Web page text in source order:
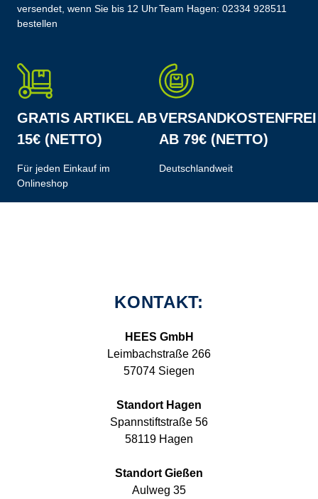
versendet, wenn Sie bis 12 Uhr
bestellen
Team Hagen: 02334 928511
GRATIS ARTIKEL AB
15€ (NETTO)
Für jeden Einkauf im
Onlineshop
VERSANDKOSTENFREI
AB 79€ (NETTO)
Deutschlandweit
KONTAKT:
HEES GmbH
Leimbachstraße 266
57074 Siegen
Standort Hagen
Spannstiftstraße 56
58119 Hagen
Standort Gießen
Aulweg 35